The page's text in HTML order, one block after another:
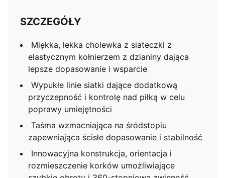
SZCZEGÓŁY
Miękka, lekka cholewka z siateczki z
elastycznym kołnierzem z dzianiny dająca
lepsze dopasowanie i wsparcie
Wypukłe linie siatki dające dodatkową
przyczepność i kontrolę nad piłką w celu
poprawy umiejętności
Taśma wzmacniająca na śródstopiu
zapewniająca ścisłe dopasowanie i stabilność
Innowacyjna konstrukcja, orientacja i
rozmieszczenie korków umożliwiające